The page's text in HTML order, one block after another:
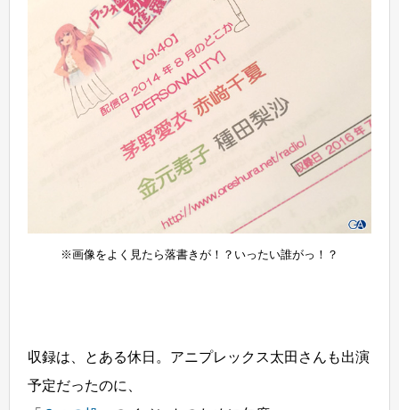
※画像をよく見たら落書きが！？いったい誰がっ！？
収録は、とある休日。アニプレックス太田さんも出演
予定だったのに、